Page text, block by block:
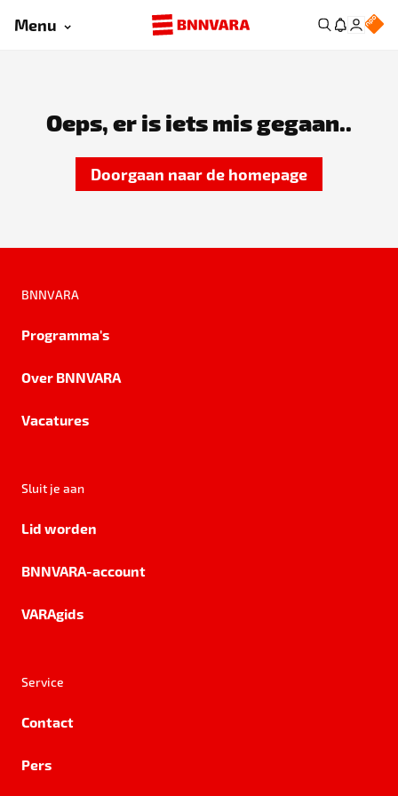
Menu
Oeps, er is iets mis gegaan..
Doorgaan naar de homepage
BNNVARA
Programma's
Over BNNVARA
Vacatures
Sluit je aan
Lid worden
BNNVARA-account
VARAgids
Service
Contact
Pers